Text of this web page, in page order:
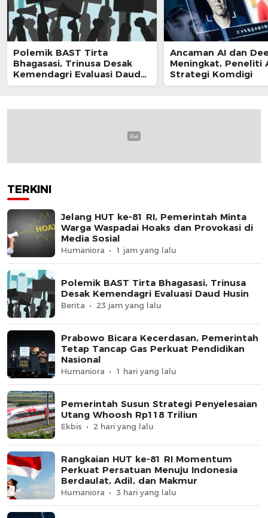
Polemik BAST Tirta
Bhagasasi, Trinusa Desak
Kemendagri Evaluasi Daud
Husin
Ancaman AI dan
Meningkat, Peneliti
Strategi Komdigi
TERKINI
Jelang HUT ke-81 RI, Pemerintah Minta
Warga Waspadai Hoaks dan Provokasi di
Media Sosial
Humaniora 1 jam yang lalu
Polemik BAST Tirta Bhagasasi, Trinusa
Desak Kemendagri Evaluasi Daud Husin
Berita 23 jam yang lalu
Prabowo Bicara Kecerdasan, Pemerintah
Tetap Tancap Gas Perkuat Pendidikan
Nasional
Humaniora 1 hari yang lalu
Pemerintah Susun Strategi Penyelesaian
Utang Whoosh Rp118 Triliun
Ekbis 2 hari yang lalu
Rangkaian HUT ke-81 RI Momentum
Perkuat Persatuan Menuju Indonesia
Berdaulat, Adil, dan Makmur
Humaniora 3 hari yang lalu